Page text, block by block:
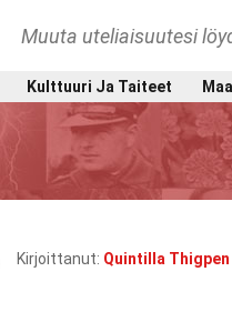
Muuta uteliaisuutesi
Kulttuuri Ja Taiteet
Kirjoittanut: Quintilla Thigpen